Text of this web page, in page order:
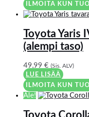
ILMOITA KUN
Toyota Yaris
(alempi taso)
49,99 € (Sis. ALV)
LUE LISÄÄ
ILMOITA KUN
Ale!